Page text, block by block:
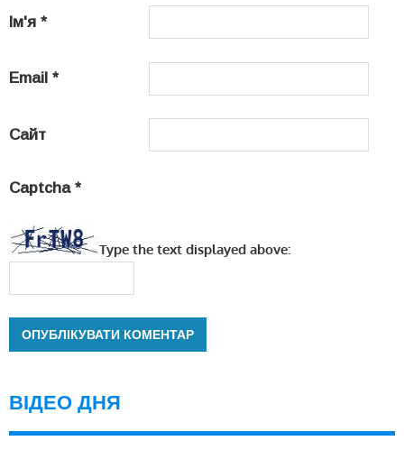
Ім'я *
Email *
Сайт
Captcha *
Type the text displayed above:
ВІДЕО ДНЯ